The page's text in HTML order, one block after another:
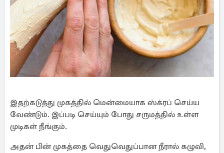
இதற்கடுத்து முகத்தில் மென்மையாக ஸ்க்ரப் செய்ய
வேண்டும். இப்படி செய்யும் போது சருமத்தில் உள்ள
முடிகள் நீங்கும்.
அதன் பின் முகத்தை வெதுவெதுப்பான நீரால் கழுவி,